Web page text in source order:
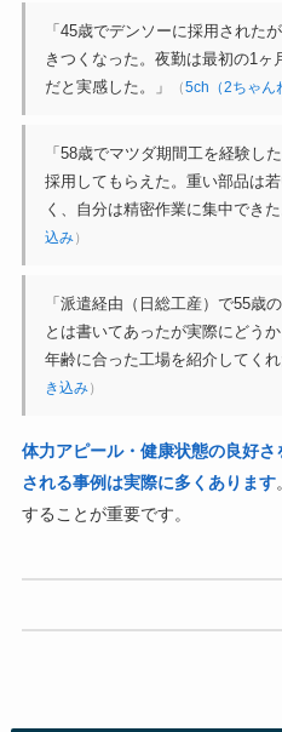
「45歳でデンソーに採用された
きつくなった。夜勤は最初の1
だと実感した。」
（5ch（2ちゃん
「58歳でマツダ期間工を経験し
採用してもらえた。重い部品は
く、自分は精密作業に集中できた
込み）
「派遣経由（日総工産）で55歳
とは書いてあったが実際にどう
年齢に合った工場を紹介してくれ
き込み）
体力アピール・健康状態の良好
される事例は実際に多くあります
することが重要です。